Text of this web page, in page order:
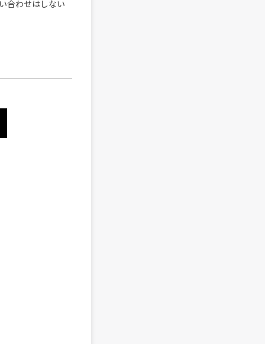
合わせはしない